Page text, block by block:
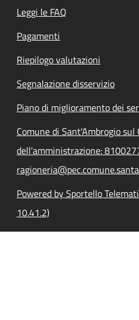
Leggi le FAQ
Pagamenti
Riepilogo valutazioni
Segnalazione disservizio
Piano di miglioramento dei
Comune di Sant'Ambrogio
dell'amministrazione:
Powered by Sportello
10.41.2)